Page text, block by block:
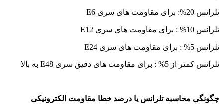
تلرانس 20%: برای مقاومت های سری E6
تلرانس 10% : برای مقاومت های سری E12
تلرانس 5% : برای مقاومت های سری E24
تلرانس کمتر از 5% : برای مقاومت های دقیق سری E48 به بالا
چگونگی محاسبه تلرانس یا درصد خطا مقاومت الکترونیکی